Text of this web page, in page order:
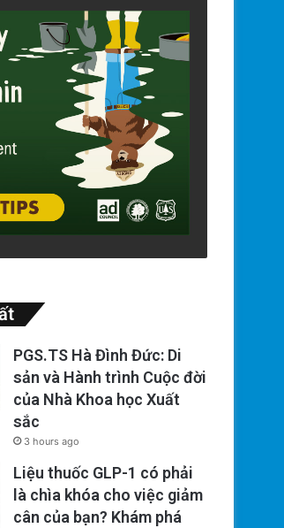
PGS.TS Hà Đình Đức: Di
sản và Hành trình Cuộc đời
của Nhà Khoa học Xuất
sắc
3 hours ago
Liệu thuốc GLP-1 có phải
là chìa khóa cho việc giảm
cân của bạn? Khám phá